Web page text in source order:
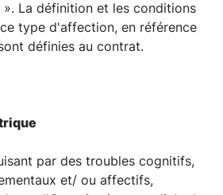
La définition et les conditions
type d'affection, en référence
définies au contrat.
par des troubles cognitifs,
et/ ou affectifs,